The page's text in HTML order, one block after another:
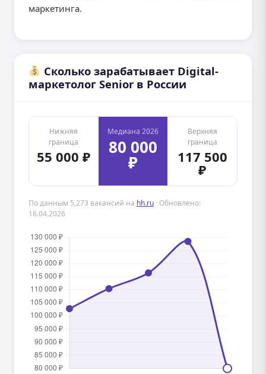
маркетинга.
Сколько зарабатывает Digital-
маркетолог Senior в России
Нижняя
граница
55 000 ₽
Медиана 2026
80 000
₽
Верхняя
граница
117 500
₽
По данным 5,273 вакансий на hh.ru · Обновлено:
16.04.2026